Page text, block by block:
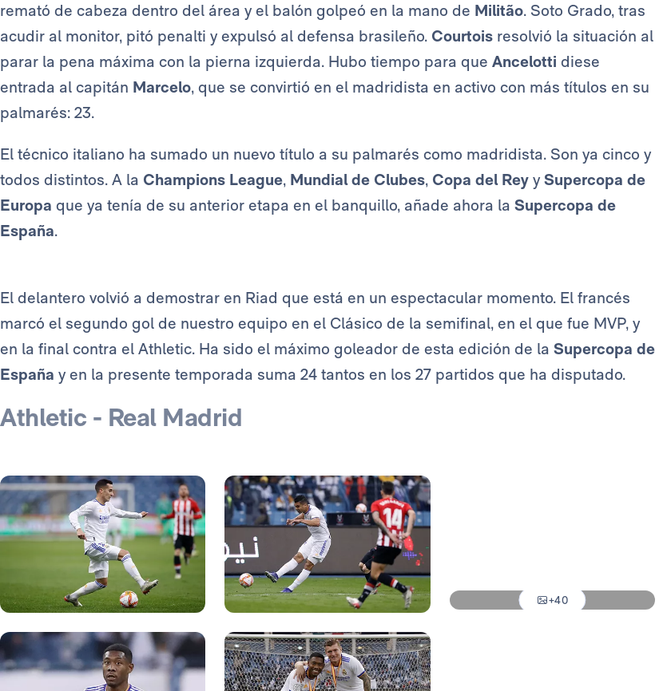
remató de cabeza dentro del área y el balón golpeó en la mano de Militão. Soto Grado, tras
acudir al monitor, pitó penalti y expulsó al defensa brasileño. Courtois resolvió la situación al
parar la pena máxima con la pierna izquierda. Hubo tiempo para que Ancelotti diese
entrada al capitán Marcelo, que se convirtió en el madridista en activo con más títulos en su
palmarés: 23.
El técnico italiano ha sumado un nuevo título a su palmarés como madridista. Son ya cinco y
todos distintos. A la Champions League, Mundial de Clubes, Copa del Rey y Supercopa de
Europa que ya tenía de su anterior etapa en el banquillo, añade ahora la Supercopa de
España.
El delantero volvió a demostrar en Riad que está en un espectacular momento. El francés
marcó el segundo gol de nuestro equipo en el Clásico de la semifinal, en el que fue MVP, y
en la final contra el Athletic. Ha sido el máximo goleador de esta edición de la Supercopa de
España y en la presente temporada suma 24 tantos en los 27 partidos que ha disputado.
Athletic - Real Madrid
+40